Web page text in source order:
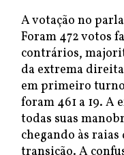
A votação no
Foram 472 votos
contrários,
da extrema
em primeiro
foram 461 a 19.
todas suas
chegando às